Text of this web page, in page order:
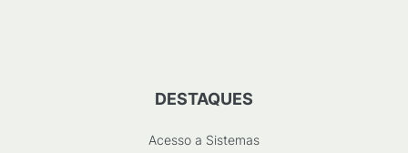
DESTAQUES
Acesso a Sistemas